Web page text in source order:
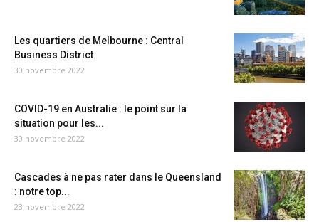
Les quartiers de Melbourne : Central
Business District
30 novembre 2022
COVID-19 en Australie : le point sur la
situation pour les...
30 novembre 2022
Cascades à ne pas rater dans le Queensland
: notre top...
23 novembre 2022